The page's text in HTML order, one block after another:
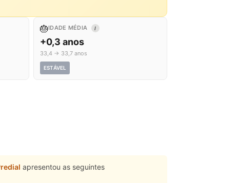
🎂IDADE MÉDIA I
+0,3 anos
33,4 → 33,7 anos
ESTÁVEL
apresentou as seguintes